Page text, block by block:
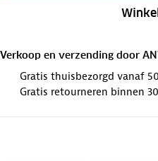
Verkoop en verzending door
Gratis thuisbezorgd vanaf
Gratis retourneren binnen